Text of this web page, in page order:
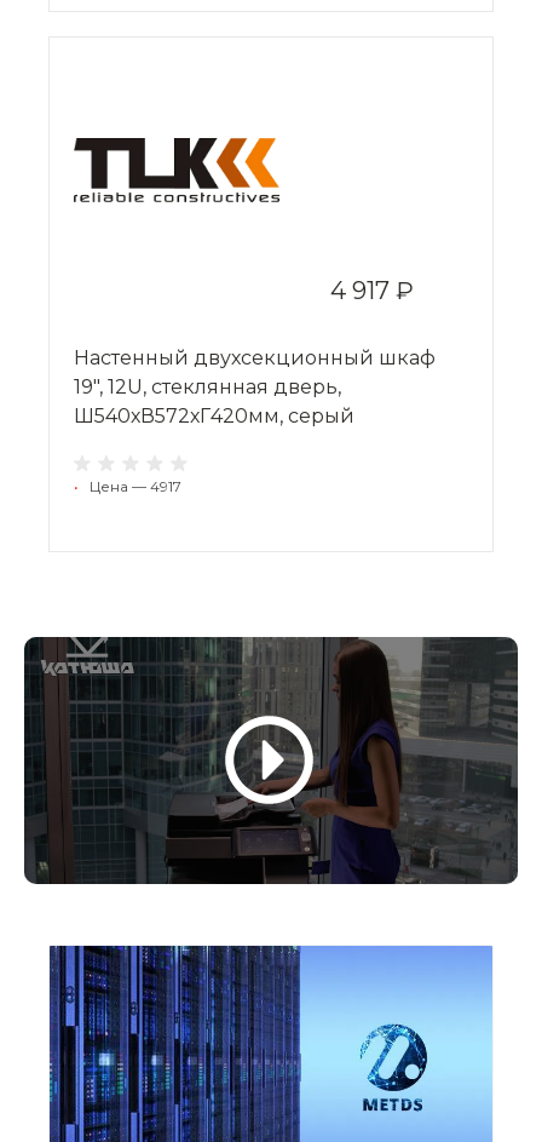
4 917 ₽
Настенный двухсекционный шкаф
19", 12U, стеклянная дверь,
Ш540хВ572хГ420мм, серый
• Цена — 4917